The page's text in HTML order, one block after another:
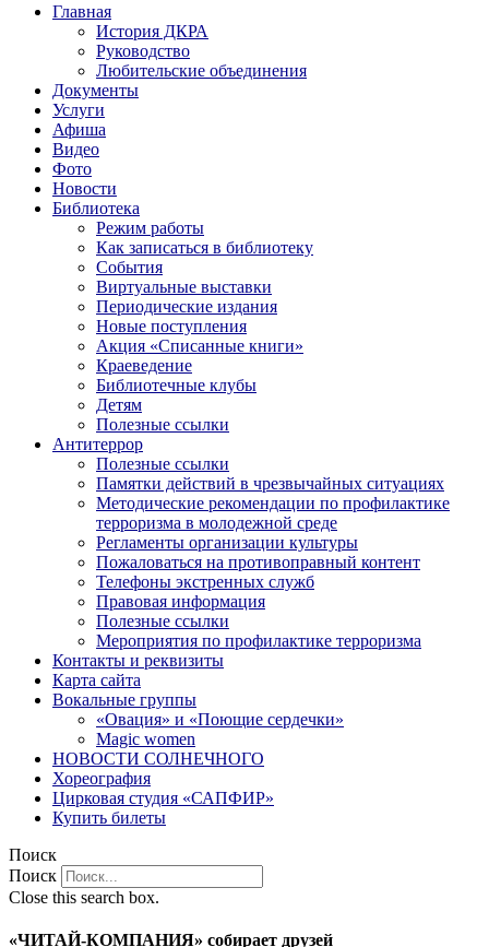
Главная
История ДКРА
Руководство
Любительские объединения
Документы
Услуги
Афиша
Видео
Фото
Новости
Библиотека
Режим работы
Как записаться в библиотеку
События
Виртуальные выставки
Периодические издания
Новые поступления
Акция «Списанные книги»
Краеведение
Библиотечные клубы
Детям
Полезные ссылки
Антитеррор
Полезные ссылки
Памятки действий в чрезвычайных ситуациях
Методические рекомендации по профилактике
терроризма в молодежной среде
Регламенты организации культуры
Пожаловаться на противоправный контент
Телефоны экстренных служб
Правовая информация
Полезные ссылки
Мероприятия по профилактике терроризма
Контакты и реквизиты
Карта сайта
Вокальные группы
«Овация» и «Поющие сердечки»
Magic women
НОВОСТИ СОЛНЕЧНОГО
Хореография
Цирковая студия «САПФИР»
Купить билеты
Поиск
Поиск
Close this search box.
«ЧИТАЙ-КОМПАНИЯ» собирает друзей